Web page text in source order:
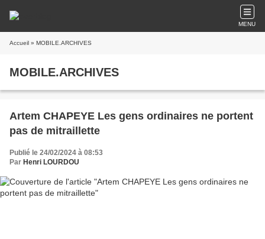
MENU
Accueil » MOBILE.ARCHIVES
MOBILE.ARCHIVES
Artem CHAPEYE Les gens ordinaires ne portent
pas de mitraillette
Publié le 24/02/2024 à 08:53
Par Henri LOURDOU